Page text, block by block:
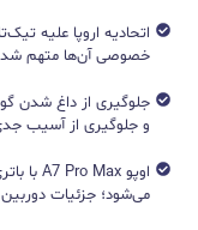
اتحادیه اروپا علیه
خصوصی آن‌ها متهم شد
جلوگیری از داغ شدن
و جلوگیری از آسیب
می‌شود؛ جزئیات